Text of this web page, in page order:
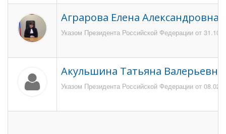
Аграрова Елена Александровна
Указом Президента Российской Федерации от
Акульшина Татьяна Валерьевна
Указом Президента Российской Федерации от